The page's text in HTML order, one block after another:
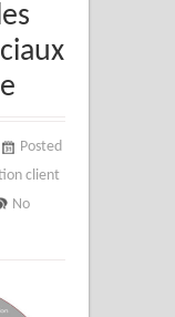
Posted
client
No